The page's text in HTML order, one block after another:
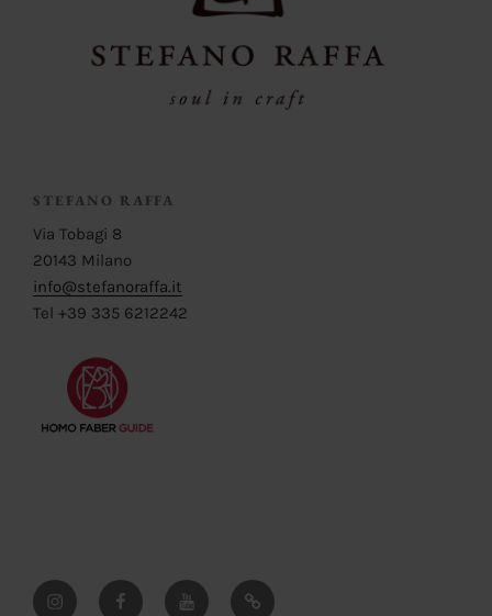
STEFANO RAFFA
Via Tobagi 8
20143 Milano
info@stefanoraffa.it
Tel +39 335 6212242
InstagramFacebookYouTube Pinterest